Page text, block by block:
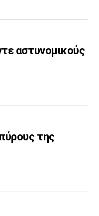
αστυνομικούς
της